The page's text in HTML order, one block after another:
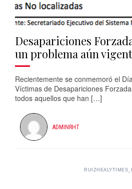
Desapariciones
un problema aún
Recientemente se conmemoró el
Víctimas de Desapariciones
todos aquellos que han […]
ADMINRHT